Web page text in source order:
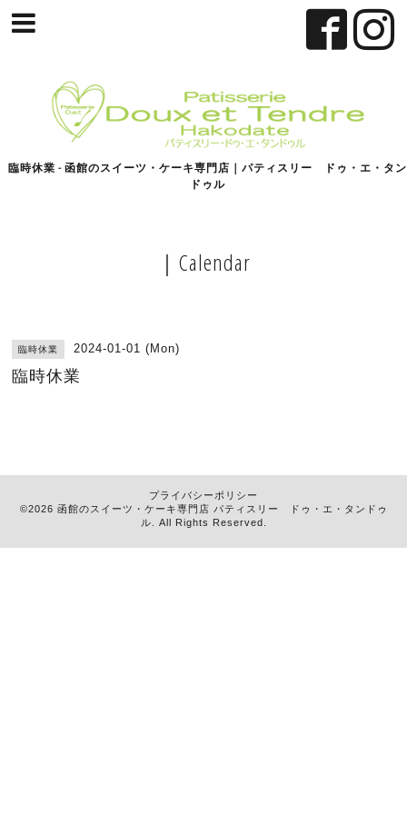
臨時休業 - 函館のスイーツ・ケーキ専門店｜パティスリー ドゥ・エ・タン
ドゥル
｜Calendar
臨時休業 2024-01-01 (Mon)
臨時休業
プライバシーポリシー
©2026 函館のスイーツ・ケーキ専門店 パティスリー ドゥ・エ・タンドゥ
ル . All Rights Reserved.